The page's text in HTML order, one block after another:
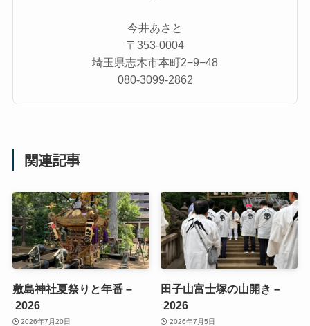
今井あさと
〒353-0004
埼玉県志木市本町2−9−48
080-3099-2862
関連記事
敷島神社夏祭りと年番 –
2026
2026年7月20日
田子山富士塚の山開き –
2026
2026年7月5日